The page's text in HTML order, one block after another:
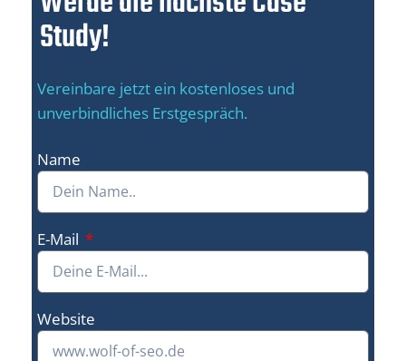
Study!
Vereinbare jetzt ein kostenloses und
unverbindliches Erstgespräch.
Name
E-Mail
Website